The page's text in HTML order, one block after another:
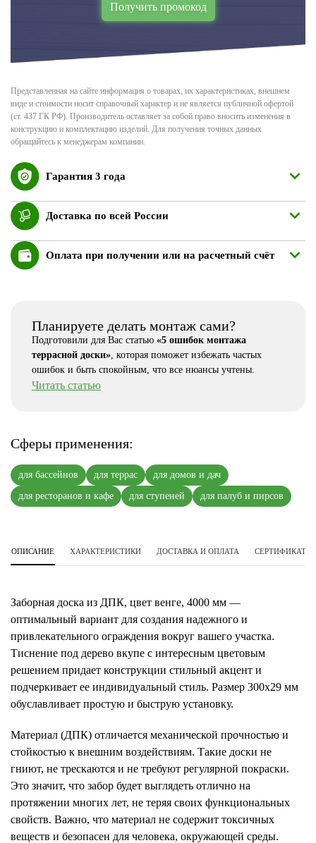
Получить промокод
Представленная на сайте информация о товарах, их характеристиках, внешнем
виде и стоимости носит справочный характер и не является публичной офертой
(ст. 437 ГК РФ). Производитель оставляет за собой право вносить изменения в
конструкцию и комплектацию изделий. Для получения точных данных
обращайтесь к менеджерам компании.
Гарантия 3 года
Доставка по всей России
Оплата при получении или на расчетный счёт
Планируете делать монтаж сами?
Подготовили для Вас статью «5 ошибок монтажа
террасной доски», которая поможет избежать частых
ошибок и быть спокойным, что все нюансы учтены.
Читать статью
Сферы применения:
для бассейнов для террас
для домов и дач
для ресторанов и кафе
для ступеней для палуб и пирсов
ОПИСАНИЕ ХАРАКТЕРИСТИКИ ДОСТАВКА И ОПЛАТА СЕРТИФИКАТЫ
Заборная доска из ДПК, цвет венге, 4000 мм —
оптимальный вариант для создания надежного и
привлекательного ограждения вокруг вашего участка.
Тиснение под дерево вкупе с интересным цветовым
решением придает конструкции стильный акцент и
подчеркивает ее индивидуальный стиль. Размер 300х29 мм
обуславливает простую и быструю установку.
Материал (ДПК) отличается механической прочностью и
стойкостью к внешним воздействиям. Такие доски не
гниют, не трескаются и не требуют регулярной покраски.
Это значит, что забор будет выглядеть отлично на
протяжении многих лет, не теряя своих функциональных
свойств. Важно, что материал не содержит токсичных
веществ и безопасен для человека, окружающей среды.